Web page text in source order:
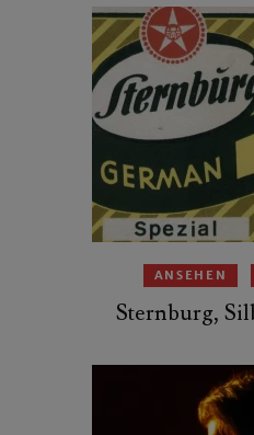
ANSEHEN
Sternburg,